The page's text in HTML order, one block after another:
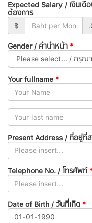
Expected Salary / เงินเดื
ต้องการ
฿
Gender / คำนำหน้า *
Your fullname *
Present Address / ที่อยู่ที่
Telephone No. / โทรศัพท์
Date of Birth / วันที่เกิด *